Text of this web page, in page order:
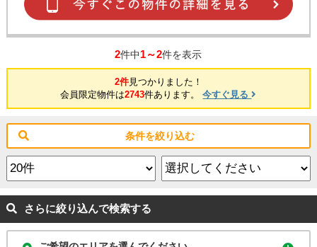
2件中1～2件を表示
2件見つかりました！
会員限定物件は2743件あります。今すぐ見る
条件を絞り込む
さらに絞り込んで検索する